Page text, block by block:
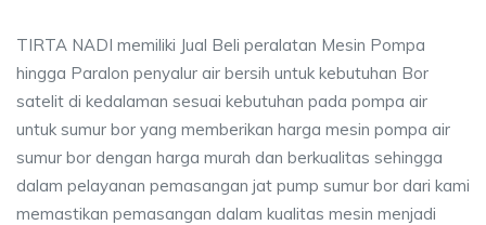
TIRTA NADI memiliki Jual Beli peralatan Mesin Pompa
hingga Paralon penyalur air bersih untuk kebutuhan Bor
satelit di kedalaman sesuai kebutuhan pada pompa air
untuk sumur bor yang memberikan harga mesin pompa air
sumur bor dengan harga murah dan berkualitas sehingga
dalam pelayanan pemasangan jat pump sumur bor dari kami
memastikan pemasangan dalam kualitas mesin menjadi